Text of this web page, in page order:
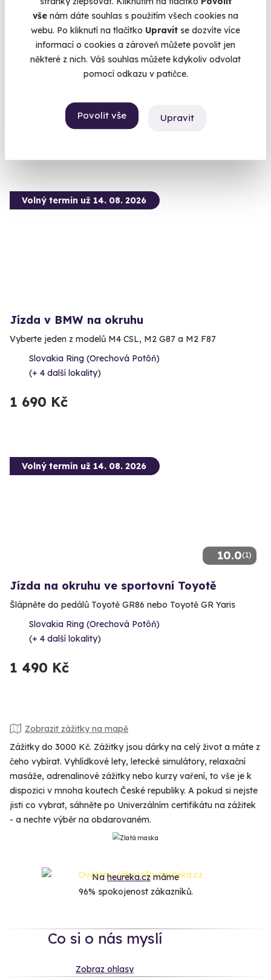
vše nám dáte souhlas s použitím všech cookies na
webu. Po kliknutí na tlačítko Upravit se dozvíte více
informací o cookies a zároveň můžete povolit jen
některé z nich. Váš souhlas můžete kdykoliv odvolat
pomocí odkazu v patičce.
Povolit vše Upravit
7.0
Jízda v Hyundai na okruhu
Vyzkoušejte Hyundai i20 N či i30 N v plné síle
(+ 4 další lokality)
Volný termín už 14. 08. 2026
Jízda v BMW na okruhu
Vyberte jeden z modelů M4 CSL, M2 G87 a M2 F87
Slovakia Ring (Orechová Potôň)
(+ 4 další lokality)
1 690 Kč
10.0(1)
Volný termín už 14. 08. 2026
Jízda na okruhu ve sportovní Toyotě
Šlápněte do pedálů Toyotě GR86 nebo Toyotě GR Yaris
Slovakia Ring (Orechová Potôň)
(+ 4 další lokality)
1 490 Kč
Zobrazit zážitky na mapě
Zážitky do 3000 Kč. Zážitky jsou dárky na celý život a máte z
čeho vybírat. Vyhlídkové lety, letecké simulátory, relaxační
masáže, adrenalinové zážitky nebo kurzy vaření, to vše je k
dispozici v mnoha koutech České republiky. A pokud si nejste
jisti co vybrat, sáhněte po Univerzálním certifikátu na zážitek
- a nechte výběr na obdarovaném.
Naheureka.czmáme
96% spokojenost zákazníků.
Co si o nás myslí
Zobraz ohlasy